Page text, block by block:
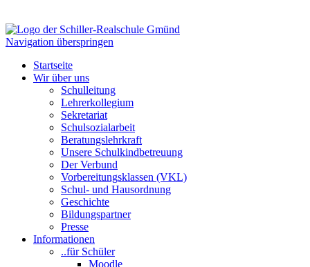
Navigation überspringen
Startseite
Wir über uns
Schulleitung
Lehrerkollegium
Sekretariat
Schulsozialarbeit
Beratungslehrkraft
Unsere Schulkindbetreuung
Der Verbund
Vorbereitungsklassen (VKL)
Schul- und Hausordnung
Geschichte
Bildungspartner
Presse
Informationen
..für Schüler
Moodle